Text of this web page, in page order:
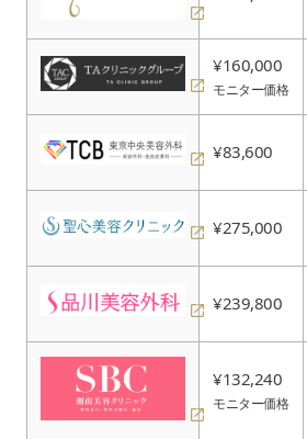
¥160,000
モニター価格
¥83,600
¥275,000
¥239,800
¥132,240
モニター価格